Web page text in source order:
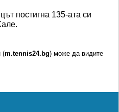
постигна 135-ата си
(m.tennis24.bg) може да видите